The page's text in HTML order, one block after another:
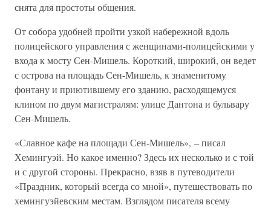
снята для простоты общения.
От собора удобней пройти узкой набережной вдоль
полицейского управления с женщинами-полицейскими у
входа к мосту Сен-Мишель. Короткий, широкий, он ведет
с острова на площадь Сен-Мишель, к знаменитому
фонтану и приютившему его зданию, расходящемуся
клином по двум магистралям: улице Дантона и бульвару
Сен-Мишель.
«Славное кафе на площади Сен-Мишель», – писал
Хемингуэй. Но какое именно? Здесь их несколько и с той
и с другой стороны. Прекрасно, взяв в путеводители
«Праздник, который всегда со мной», путешествовать по
хемингуэйевским местам. Взглядом писателя всему